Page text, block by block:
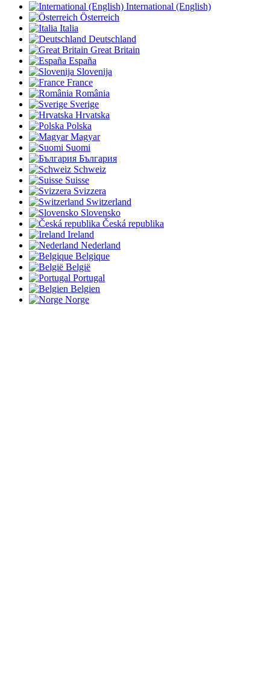
International (English)
Österreich
Italia
Deutschland
Great Britain
España
Slovenija
France
România
Sverige
Hrvatska
Polska
Magyar
Suomi
България
Schweiz
Suisse
Svizzera
Switzerland
Slovensko
Česká republika
Ireland
Nederland
Belgique
België
Portugal
Belgien
Norge